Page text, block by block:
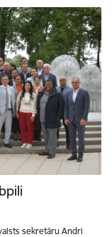
sekretāru Andri